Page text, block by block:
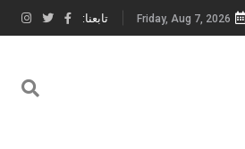
Friday, Aug 7, 2026 تابعنا: